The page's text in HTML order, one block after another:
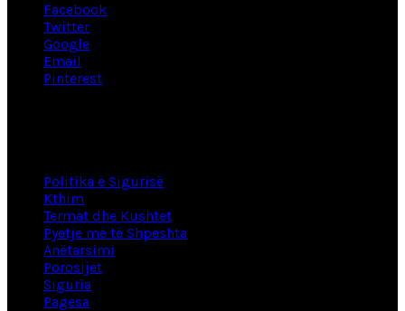
Facebook
Twitter
Google
Email
Pinterest
Politika e Sigurisë
Kthim
Termat dhe Kushtet
Pyetje më të Shpeshta
Anëtarsimi
Porosijet
Siguria
Pagesa